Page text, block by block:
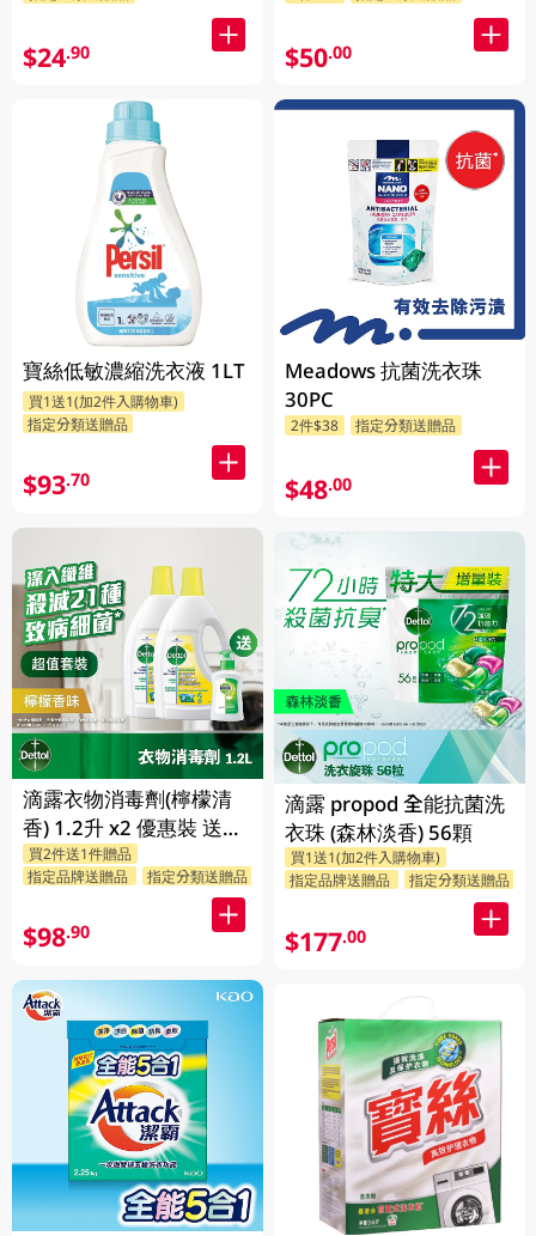
$24.90
寶絲低敏濃縮洗衣液 1LT
買1送1(加2件入購物車)
指定分類送贈品
$93.70
滴露衣物消毒劑(檸檬清
香) 1.2升 x2 優惠裝 送贈
品 (贈品隨機發送)
買2件送1件贈品
指定品牌送贈品
指定分類送贈品
$98.90
$50.00
Meadows 抗菌洗衣珠
30PC
2件$38 指定分類送贈品
$48.00
滴露 propod 全能抗菌洗
衣珠 (森林淡香) 56顆
買1送1(加2件入購物車)
指定品牌送贈品
指定分類送贈品
$177.00